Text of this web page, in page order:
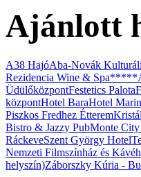
Budafok Borváros
Ajánlott
A38 HajóAba-Novák
Rezidencia Wine & Spa*****
ÜdülőközpontFestetics Palota
központHotel BaraHotel
Piszkos Fredhez Étterem
Bistro & Jazzy PubMonte City
RáckeveSzent György Hotel
Nemzeti Filmszínház és
helyszín)Záborszky Kúria -